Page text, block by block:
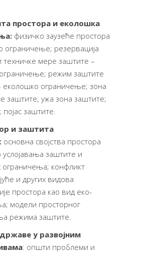
простора и еколошка
физичко заузеће простора
ограничење; резервација
техничке мере заштите –
режим заштите
еколошко ограничење; зона
заштите; ужа зона заштите;
заштите.
и заштита
основна својства простора
услојавања заштите и
ограничења; конфликт
и других видова
простора као вид еко-
модели просторног
режима заштите.
у развојним
: општи проблеми и